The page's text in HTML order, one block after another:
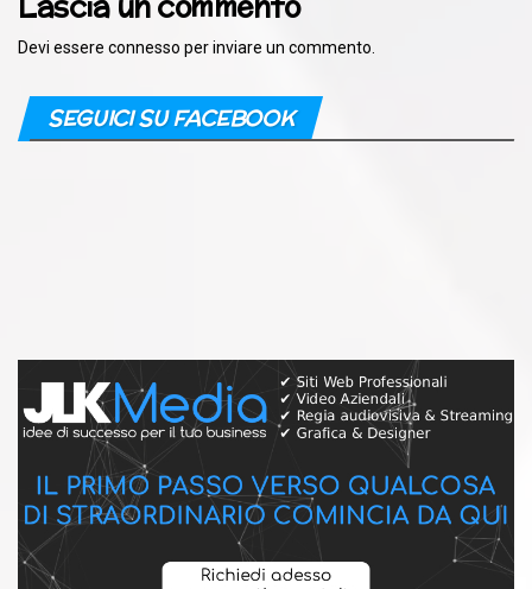
Devi essere connesso per inviare un commento.
SEGUICI SU FACEBOOK